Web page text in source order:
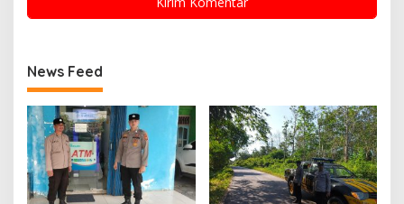
News Feed